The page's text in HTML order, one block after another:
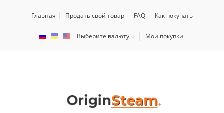
Главная Продать свой товар FAQ Как покупать
Выберите валюту Мои покупки